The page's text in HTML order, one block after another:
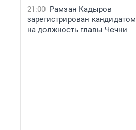
21:00 Рамзан Кадыров
зарегистрирован кандидатом
на должность главы Чечни